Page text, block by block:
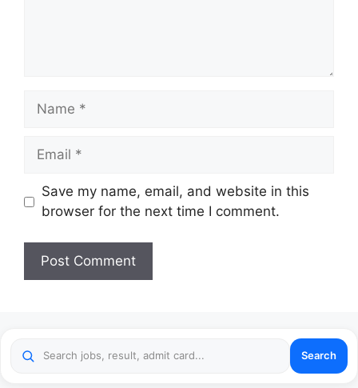
Name
Email
Website
Save my name, email, and website in this
browser for the next time I comment.
Search